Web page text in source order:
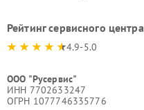
Рейтинг сервисного центра
4.9-5.0
ООО "Русервис"
ИНН 7702633247
ОГРН 1077746335776